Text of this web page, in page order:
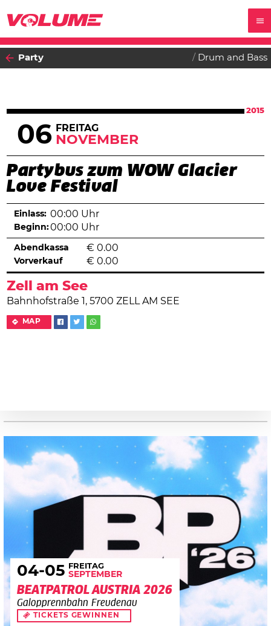
Party Drum and Bass
2015
06 FREITAG
NOVEMBER
Partybus zum WOW Glacier
Love Festival
Zell am See
Bahnhofstraße 1, 5700 ZELL AM SEE
MAP
Einlass: 00:00 Uhr
Beginn:00:00 Uhr
Abendkassa € 0.00
Vorverkauf € 0.00
04-05 FREITAG
SEPTEMBER
BEATPATROL AUSTRIA 2026
Galopprennbahn Freudenau
TICKETS GEWINNEN